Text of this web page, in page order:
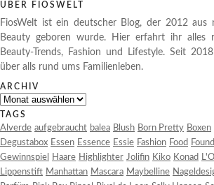
ÜBER FIOSWELT
FiosWelt ist ein deutscher Blog, der 2012 aus
Beauty geboren wurde. Hier erfahrt ihr alles
Beauty-Trends, Fashion und Lifestyle. Seit
über alls rund ums Familienleben.
ARCHIV
Archiv
TAGS
Alverde aufgebraucht balea Blush Born Pretty Boxen
Degustabox Essen Essence Essie Fashion Food
Gewinnspiel
Haare Highlighter Jolifin Kiko Konad
Lippenstift Manhattan Mascara Maybelline